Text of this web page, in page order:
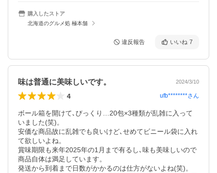
購入したストア
北海道のグルメ処 極本舗
違反報告 いいね 7
味は普通に美味しいです。 2024/3/10
4 ufb********さん
ボール箱を開けて､びっくり…20包×3種類が乱雑に入って
いました(笑)。
安価な商品故に乱雑でも良いけど､せめてビニール袋に入れ
て欲しいよね。
賞味期限も来年2025年の1月まで有るし､味も美味しいので
商品自体は満足しています。
発送から到着まで日数がかかるのは仕方がないよね(笑)。